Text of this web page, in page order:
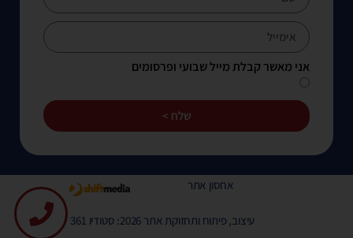
אני מאשר קבלת מייל שבועי ופרסומים
שלח >
אחסון אתר
עיצוב, פיתוח ותחזוקת אתר 2026: סטודיו 361